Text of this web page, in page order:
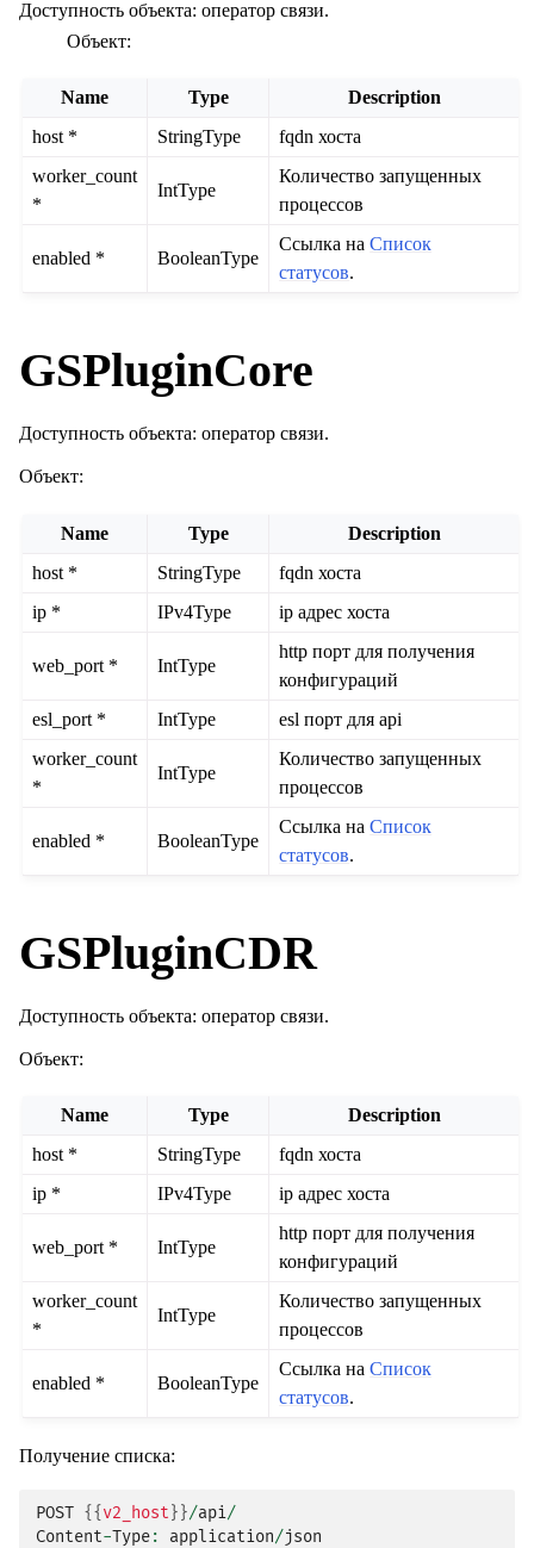
Доступность объекта: оператор связи.
Объект:
Name Type
Description
host *
StringType
fqdn хоста
worker_count
*
IntType
Количество запущенных
процессов
enabled * BooleanType
Ссылка наСписок
статусов.
GSPluginCore
Доступность объекта: оператор связи.
Объект:
Name Type
Description
host *
StringType
fqdn хоста
ip *
IPv4Type ip адрес хоста
web_port * IntType
http порт для получения
конфигураций
esl_port *
IntType
esl порт для api
worker_count
*
IntType
Количество запущенных
процессов
enabled * BooleanType
Ссылка наСписок
статусов.
GSPluginCDR
Доступность объекта: оператор связи.
Объект:
Name Type
Description
host *
StringType
fqdn хоста
ip *
IPv4Type ip адрес хоста
web_port * IntType
http порт для получения
конфигураций
worker_count
*
IntType
Количество запущенных
процессов
enabled * BooleanType
Ссылка наСписок
статусов.
Получение списка:
POST {{v2_host }}/api/
Content-Type: application/json